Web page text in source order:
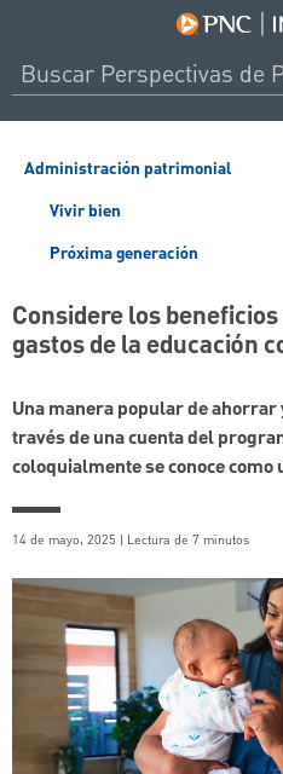
Administración patrimonial
Vivir bien
Próxima generación
Considere los
gastos de la educación
Una manera popular de ahorrar
través de una cuenta del
coloquialmente se conoce como
14 de mayo, 2025 | Lectura de 7 minutos